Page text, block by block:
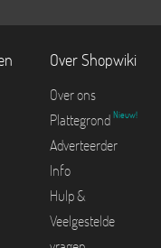
Over Shopwiki
Over ons
Plattegrond Nieuw!
Adverteerder
Info
Hulp &
Veelgestelde